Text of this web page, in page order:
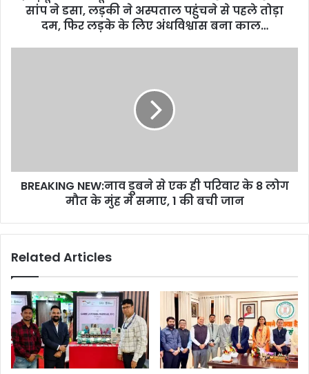
लड़के
अंधविश्वास
काल…
सांप ने डसा, लड़की ने अस्पताल पहुंचने से पहले तोड़ा
दम, फिर लड़के के लिए अंधविश्वास बना काल…
8
लोग
समाए,
बची
जान
BREAKING NEW:नाव डूबने से एक ही परिवार के 8 लोग
मौत के मुंह में समाए, 1 की बची जान
Related Articles